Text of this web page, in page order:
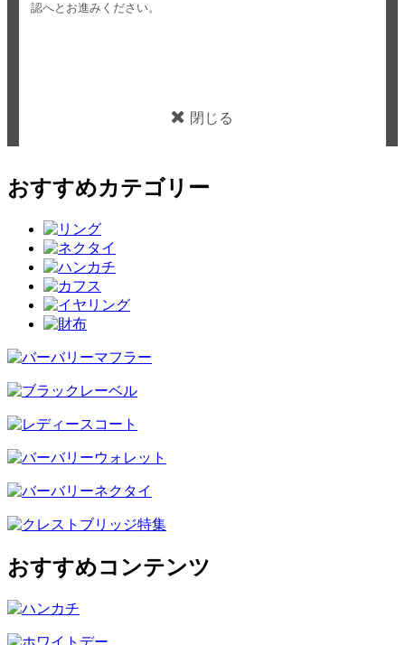
認へとお進みください。
閉じる
おすすめカテゴリー
おすすめコンテンツ